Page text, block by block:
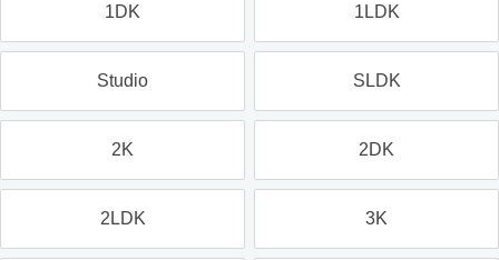
1DK 1LDK
Studio SLDK
2K 2DK
2LDK 3K